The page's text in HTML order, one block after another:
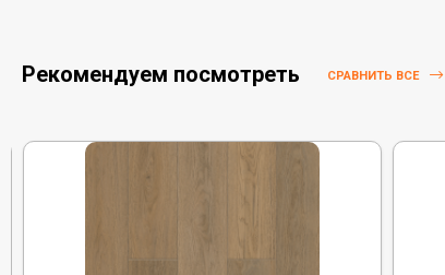
Рекомендуем посмотреть СРАВНИТЬ ВСЕ